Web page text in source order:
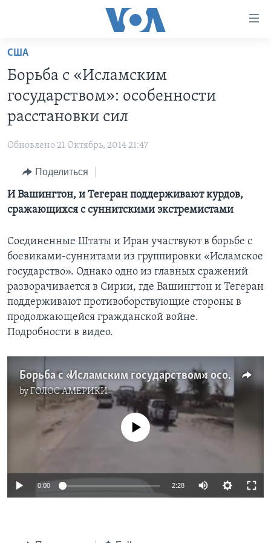
Перейти
основной
контент
Перейти
основной
Перейти
поиск
ГЛАВНОЕ
ПРОГРАММЫ
ПОЧЕМУ ЭТО ВАЖНО?
ДИСКУССИЯ VOA
ДЕТАЛИ
НЬЮ-ЙОРК NEW YORK
АМЕРИКА. БОЛЬШОЕ ПУТЕШЕСТВИЕ
ПРОЕКТЫ
НАША АМЕРИКАНСКАЯ ИСТОРИЯ
А КАК В АМЕРИКЕ?
АРТЕФАКТЫ
АМЕРИКАНСКИЕ ГОРОДКИ
ТЕСТЫ
ИНТЕРВЬЮ
ФАКТЫ ПРОТИВ ФЕЙКОВ
ЗА СВОБОДУ ПРЕССЫ
УЧИМ АНГЛИЙСКИЙ
ВИДЕО
ПОДПИСКА НА НОВОСТИ
Learning English
СОЦИАЛЬНЫЕ СЕТИ
Языки
США
Борьба с «Исламским
государством»: особенности
расстановки сил
Обновлено 21 Октябрь, 2014 21:47
Поделиться
И Вашингтон, и Тегеран поддерживают курдов,
сражающихся с суннитскими экстремистами
Соединенные Штаты и Иран участвуют в борьбе с
боевиками-суннитами из группировки «Исламское
государство». Однако одно из главных сражений
разворачивается в Сирии, где Вашингтон и Тегеран
поддерживают противоборствующие стороны в
продолжающейся гражданской войне.
Подробности в видео.
Борьба с «Исламским государством»: особенности расстановки сил
byГОЛОС АМЕРИКИ
No media source currently available
0:00 2:28